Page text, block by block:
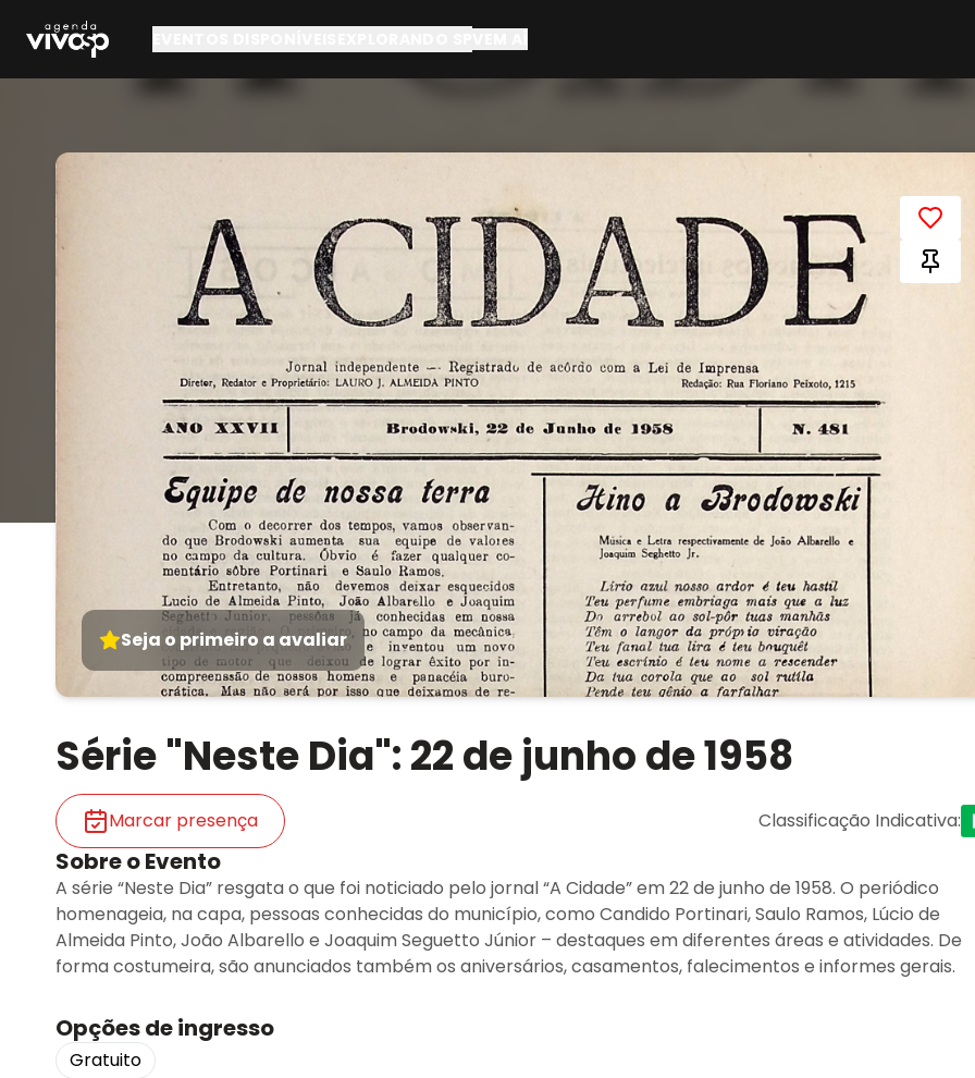
Seja o primeiro a avaliar
Série "Neste Dia": 22 de junho de 1958
Marcar presença Classificação Indicativa:
Sobre o Evento
A série “Neste Dia” resgata o que foi noticiado pelo jornal “A Cidade” em 22 de junho de 1958. O periódico
homenageia, na capa, pessoas conhecidas do município, como Candido Portinari, Saulo Ramos, Lúcio de
Almeida Pinto, João Albarello e Joaquim Seguetto Júnior – destaques em diferentes áreas e atividades. De
forma costumeira, são anunciados também os aniversários, casamentos, falecimentos e informes gerais.
Opções de ingresso
Gratuito